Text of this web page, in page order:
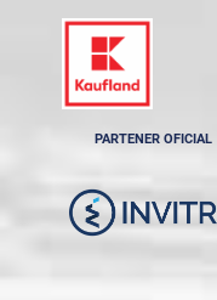
PARTENER OFICIAL